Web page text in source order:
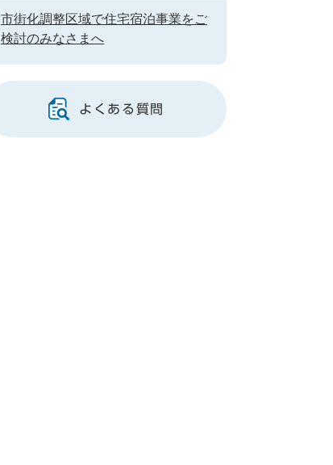
市街化調整区域で住宅宿泊事業をご
検討のみなさまへ
よくある質問